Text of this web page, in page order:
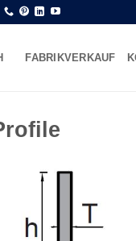
FABRIKVERKAUF